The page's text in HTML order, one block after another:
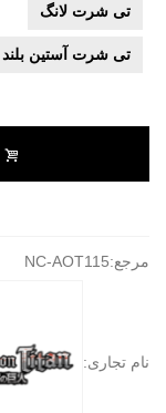
تی شرت لانگ
تی شرت آستین بلند
مرجع:NC-AOT115
نام تجاری: